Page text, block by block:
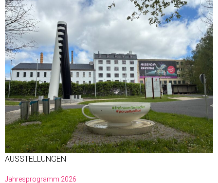
AUSSTELLUNGEN
Jahresprogramm 2026